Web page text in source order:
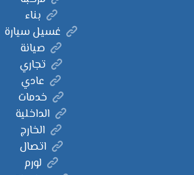
بناء
غسيل سيارة
صيانة
تجاري
عادي
خدمات
الداخلية
الخارج
اتصال
لورم